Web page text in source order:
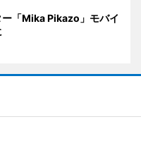
ー「Mika Pikazo」モバイ